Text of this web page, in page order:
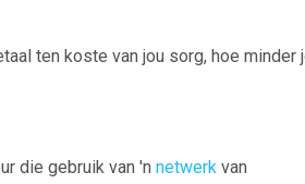
ten koste van jou sorg, hoe minder
die gebruik van 'n netwerk van